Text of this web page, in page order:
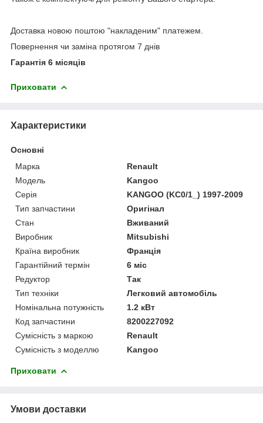
Доставка новою поштою "накладеним" платежем.
Повернення чи заміна протягом 7 днів
Гарантія 6 місяців
Приховати
Характеристики
Основні
Марка
Renault
Модель
Kangoo
Серія
KANGOO (KC0/1_) 1997-2009
Тип запчастини
Оригінал
Стан
Вживаний
Виробник
Mitsubishi
Країна виробник
Франція
Гарантійний термін
6 міс
Редуктор
Так
Тип техніки
Легковий автомобіль
Номінальна потужність
1.2 кВт
Код запчастини
8200227092
Сумісність з маркою
Renault
Сумісність з моделлю
Kangoo
Приховати
Умови доставки